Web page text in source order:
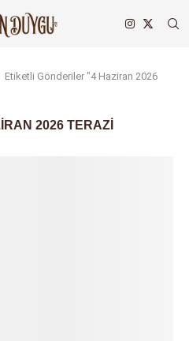
Etiketli Gönderiler "4 Haziran 2026
2026 TERAZI